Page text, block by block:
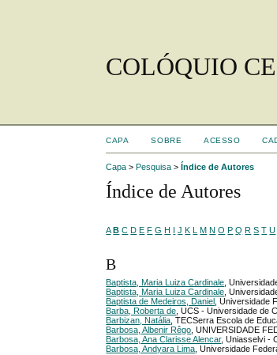
COLÓQUIO
CAPA SOBRE ACESSO
Capa >Pesquisa >Índice de Autores
Índice de Autores
A B C D E F G H I J K L M N O P Q R S T U
B
Baptista, Maria Luiza Cardinale ,
Baptista, Maria Luiza Cardinale ,
Baptista de Medeiros, Daniel
, Universidade
Barba, Roberta de , UCS - Universidade de
Barbizan, Natália , TECSerra Escola de
Barbosa, Albenir Rêgo , UNIVERSIDADE
Barbosa, Ana Clarisse Alencar, Uniasselvi -
Barbosa, Andyara Lima , Universidade